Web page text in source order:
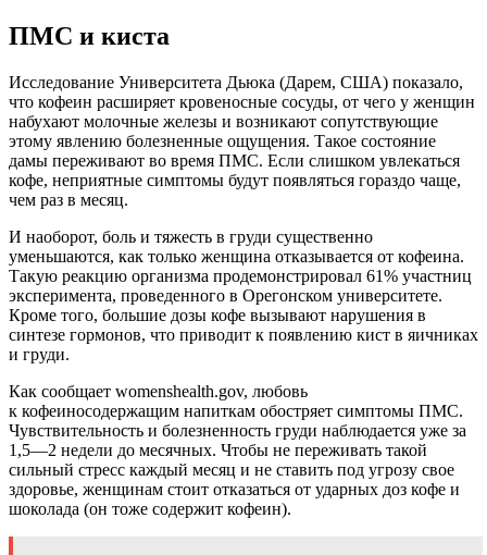
ПМС и киста
Исследование Университета Дьюка (Дарем, США) показало,
что кофеин расширяет кровеносные сосуды, от чего у женщин
набухают молочные железы и возникают сопутствующие
этому явлению болезненные ощущения. Такое состояние
дамы переживают во время ПМС. Если слишком увлекаться
кофе, неприятные симптомы будут появляться гораздо чаще,
чем раз в месяц.
И наоборот, боль и тяжесть в груди существенно
уменьшаются, как только женщина отказывается от кофеина.
Такую реакцию организма продемонстрировал 61% участниц
эксперимента, проведенного в Орегонском университете.
Кроме того, большие дозы кофе вызывают нарушения в
синтезе гормонов, что приводит к появлению кист в яичниках
и груди.
Как сообщает womenshealth.gov, любовь
к кофеиносодержащим напиткам обостряет симптомы ПМС.
Чувствительность и болезненность груди наблюдается уже за
1,5—2 недели до месячных. Чтобы не переживать такой
сильный стресс каждый месяц и не ставить под угрозу свое
здоровье, женщинам стоит отказаться от ударных доз кофе и
шоколада (он тоже содержит кофеин).